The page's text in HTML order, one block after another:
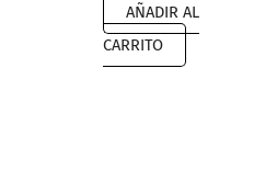
was:
$23,999.00.
is:
$11,489.00.
AÑADIR AL
CARRITO